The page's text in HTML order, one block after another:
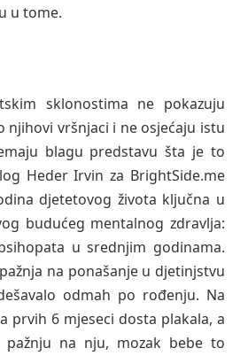
u tome.
sklonostima ne pokazuju
njihovi vršnjaci i ne osjećaju istu
blagu predstavu šta je to
Heder Irvin za BrightSide.me
djetetovog života ključna u
budućeg mentalnog zdravlja:
u srednjim godinama.
na ponašanje u djetinjstvu
odmah po rođenju. Na
prvih 6 mjeseci dosta plakala, a
na nju, mozak bebe to